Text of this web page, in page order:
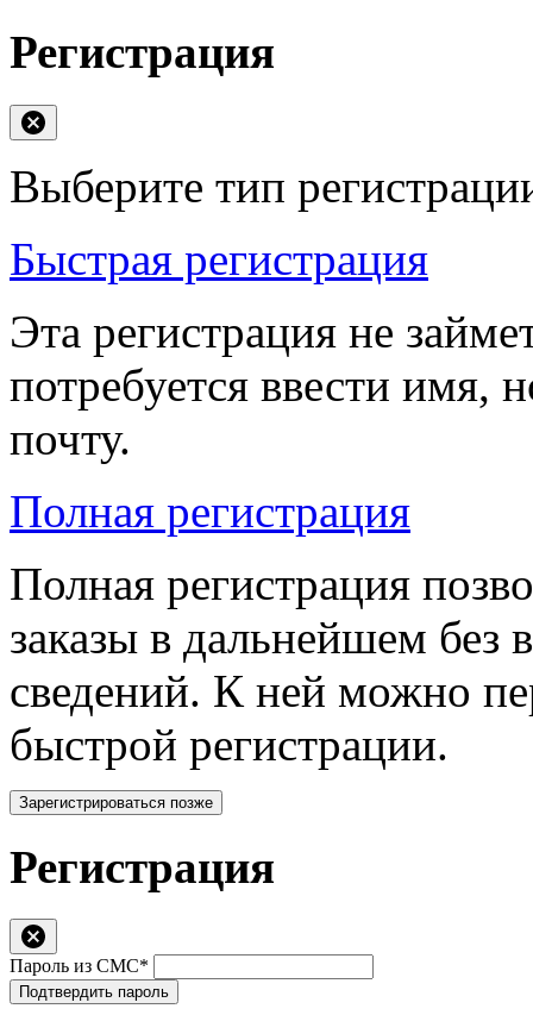
Регистрация
Выберите тип
Быстрая регистрация
Эта регистрация не
потребуется ввести имя,
почту.
Полная регистрация
Полная регистрация
заказы в дальнейшем без
сведений. К ней можно
быстрой регистрации.
Зарегистрироваться позже
Регистрация
Пароль из СМС*
Подтвердить пароль